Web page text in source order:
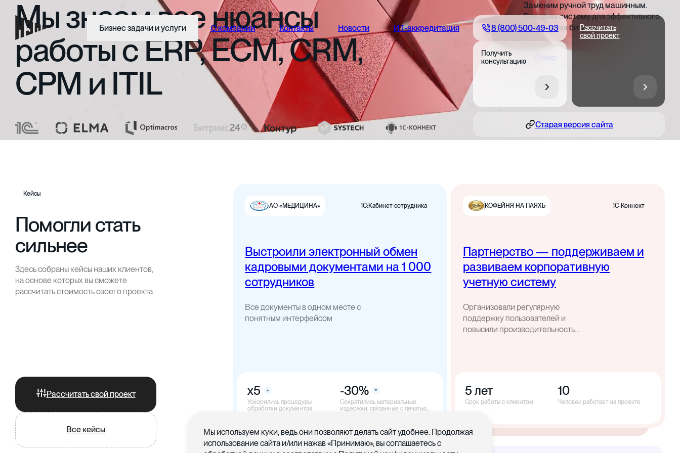
Бизнес задачи и услуги О компании Контакты Новости ИТ-аккредитация 8 (800) 500-49-03
Получить
консультацию
Рассчитать
свой проект
Старая версия сайта
Мызнаемвсенюансы
работыс ERP,ECM,CRM,
CPM и ITIL
Заменим ручной труд машинным.
Внедрим систему для эффективного
управления бизнесом
О нас
Кейсы
Помогли стать
сильнее
Здесь собраны кейсы наших клиентов,
на основе которых вы сможете
рассчитать стоимость своего проекта
Рассчитать свой проект
Все кейсы
АО «МЕДИЦИНА» 1С:Кабинет сотрудника
Выстроили электронный обмен
кадровыми документами на 1 000
сотрудников
Все документы в одном месте с
понятным интерфейсом
x5
Ускорились процедуры
обработки документов
-30%
Cократились материальные
издержки, связанные с печатью
КОФЕЙНЯ НА ПАЯХЪ 1С-Коннект
Партнерство — поддерживаем и
развиваем корпоративную
учетную систему
Организовали регулярную
поддержку пользователей и
повысили производительность
5 лет
Срок работы с клиентом
10
Человек работает на проекте
Мы используем куки, ведь они позволяют делать сайт удобнее. Продолжая
использование сайта и/или нажав «Принимаю», вы соглашаетесь с